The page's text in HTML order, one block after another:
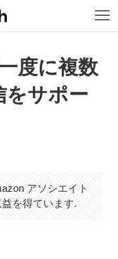
度に複数
をサポー
アソシエイト
を得ています.